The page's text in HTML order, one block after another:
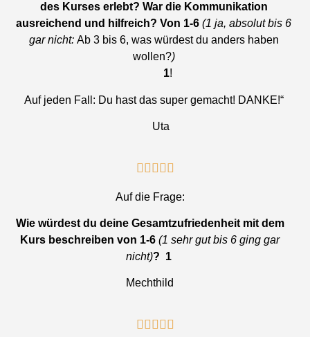
des Kurses erlebt? War die Kommunikation
ausreichend und hilfreich? Von 1-6(1 ja, absolut bis 6
gar nicht: Ab 3 bis 6, was würdest du anders haben
wollen?)
1!
Auf jeden Fall: Du hast das super gemacht! DANKE!“
Uta

Auf die Frage:
Wie würdest du deine Gesamtzufriedenheit mit dem
Kurs beschreiben von 1-6(1 sehr gut bis 6 ging gar
nicht)? 1
Mechthild
